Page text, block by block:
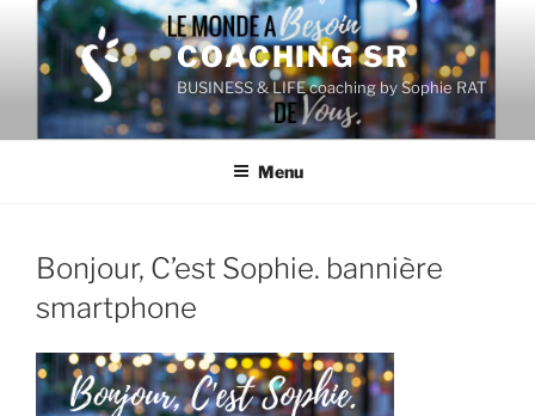
Aller
contenu
principal
COACHING SR
BUSINESS & LIFE coaching by Sophie RAT
Menu
Bonjour, C’est Sophie. bannière
smartphone